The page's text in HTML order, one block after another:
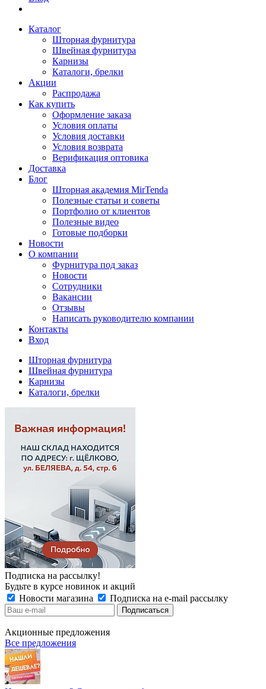
Каталог
Шторная фурнитура
Швейная фурнитура
Карнизы
Каталоги, брелки
Акции
Распродажа
Как купить
Оформление заказа
Условия оплаты
Условия доставки
Условия возврата
Верификация оптовика
Доставка
Блог
Шторная академия MirTenda
Полезные статьи и советы
Портфолио от клиентов
Полезные видео
Готовые подборки
Новости
О компании
Фурнитура под заказ
Новости
Сотрудники
Вакансии
Отзывы
Написать руководителю компании
Контакты
Вход
Шторная фурнитура
Швейная фурнитура
Карнизы
Каталоги, брелки
Подписка на рассылку!
Будьте в курсе новинок и акций
Новости магазина
Подписка на e-mail рассылку
Акционные предложения
Все предложения